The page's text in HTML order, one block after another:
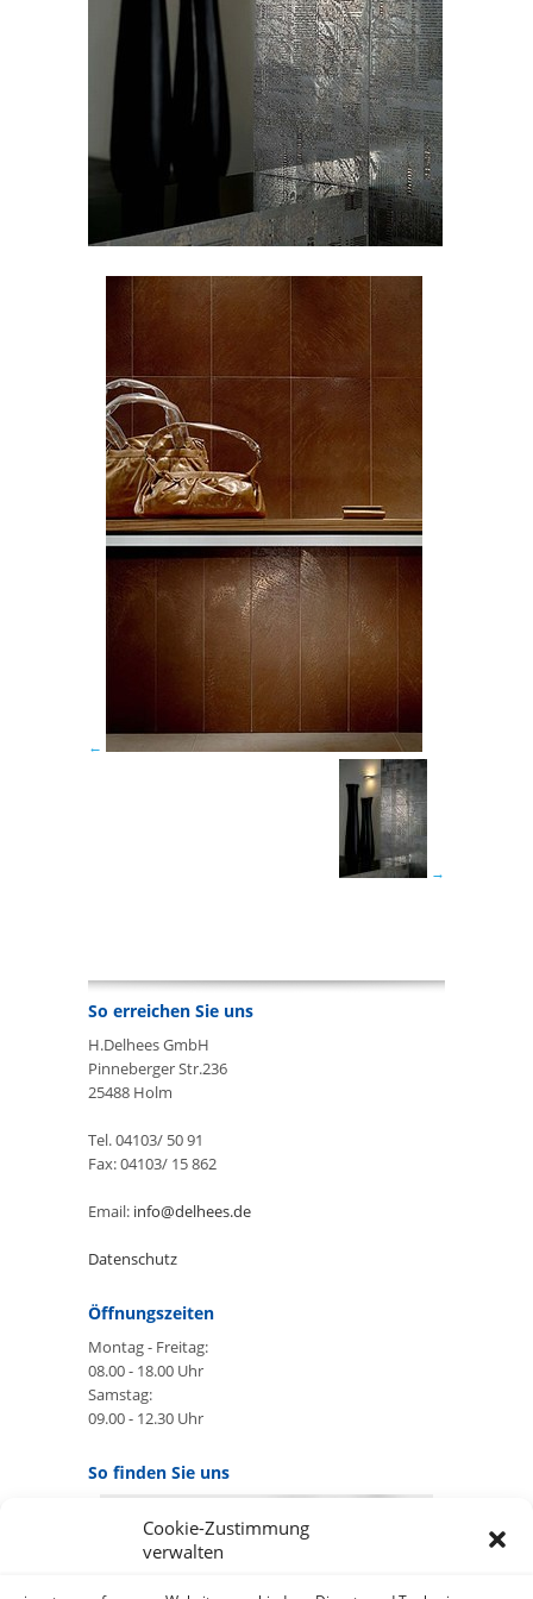
Cookie-Zustimmung
verwalten
So erreichen Sie uns
H.Delhees GmbH
Pinneberger Str.236
25488 Holm
Tel. 04103/ 50 91
Fax: 04103/ 15 862
Email: info@delhees.de
Datenschutz
Öffnungszeiten
Montag - Freitag:
08.00 - 18.00 Uhr
Samstag:
09.00 - 12.30 Uhr
So finden Sie uns
GOOGLE MAPS:
AKZEPTIEREN